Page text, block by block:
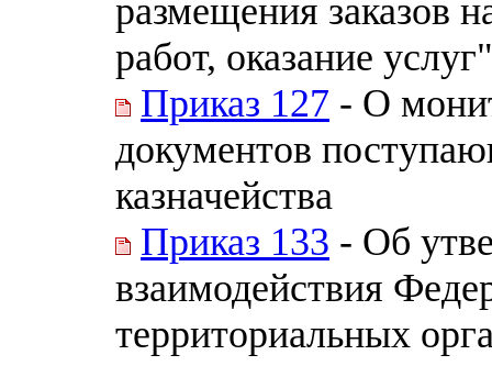
размещения заказов
работ, оказание услуг"
Приказ 127 - О
документов
казначейства
Приказ 133 - Об
взаимодействия
территориальных